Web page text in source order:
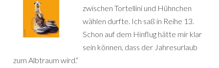
zwischen Tortellini und Hühnchen
wählen durfte. Ich saß in Reihe 13.
Schon auf dem Hinflug hätte mir klar
sein können, dass der Jahresurlaub
zum Albtraum wird.“